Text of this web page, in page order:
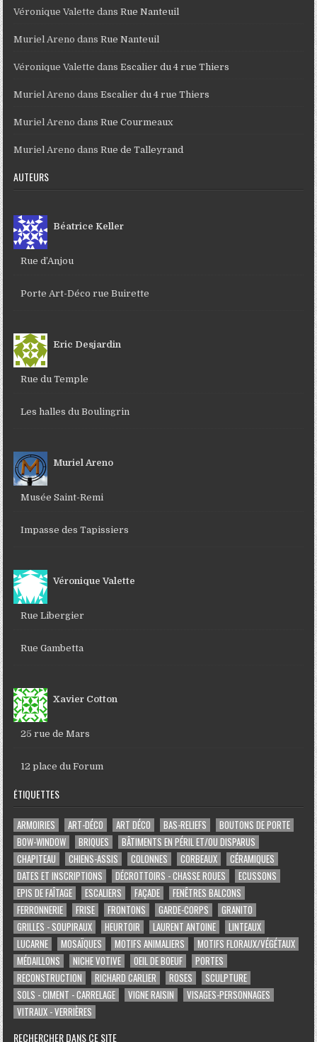
Véronique Valette dansRue Nanteuil
Muriel Areno dansRue Nanteuil
Véronique Valette dansEscalier du 4 rue Thiers
Muriel Areno dansEscalier du 4 rue Thiers
Muriel Areno dansRue Courmeaux
Muriel Areno dansRue de Talleyrand
AUTEURS
Béatrice Keller
Rue d’Anjou
Porte Art-Déco rue Buirette
Eric Desjardin
Rue du Temple
Les halles du Boulingrin
Muriel Areno
Musée Saint-Remi
Impasse des Tapissiers
Véronique Valette
Rue Libergier
Rue Gambetta
Xavier Cotton
25 rue de Mars
12 place du Forum
ÉTIQUETTES
ARMOIRIES ART-DÉCO ART DÉCO BAS-RELIEFS
BOUTONS DE PORTE
BOW-WINDOW
BRIQUES
BÂTIMENTS EN PÉRIL ET/OU DISPARUS
CHAPITEAU
CHIENS-ASSIS COLONNES CORBEAUX
CÉRAMIQUES
DATES ET INSCRIPTIONS
DÉCROTTOIRS - CHASSE ROUES
ECUSSONS
EPIS DE FAÎTAGE
ESCALIERS FAÇADE
FENÊTRES BALCONS
FERRONNERIE
FRISE FRONTONS GARDE-CORPS
GRANITO
GRILLES - SOUPIRAUX
HEURTOIR LAURENT ANTOINE
LINTEAUX
LUCARNE
MOSAÏQUES MOTIFS ANIMALIERS
MOTIFS FLORAUX/VÉGÉTAUX
MÉDAILLONS
NICHE VOTIVE OEIL DE BOEUF
PORTES
RECONSTRUCTION
RICHARD CARLIER ROSES
SCULPTURE
SOLS - CIMENT - CARRELAGE
VIGNE RAISIN
VISAGES-PERSONNAGES
VITRAUX - VERRIÈRES
RECHERCHER DANS CE SITE